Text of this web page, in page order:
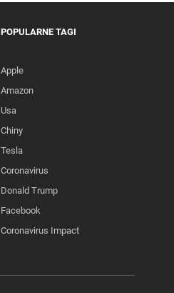
POPULARNE TAGI
Apple
Amazon
Usa
Chiny
Tesla
Coronavirus
Donald Trump
Facebook
Coronavirus Impact